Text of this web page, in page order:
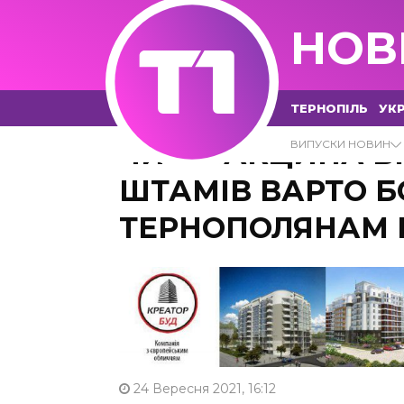
ТЕРНОПІЛЬ
ВИПУСКИ НОВИН
ЧИ Є ВАКЦИНА
ШТАМІВ ВАРТО
ТЕРНОПОЛЯНАМ
24 Вересня 2021, 16:12